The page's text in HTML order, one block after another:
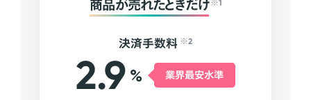
商品が売れたときだけ ※1
決済手数料 ※2
2.9 % 業界最安水準